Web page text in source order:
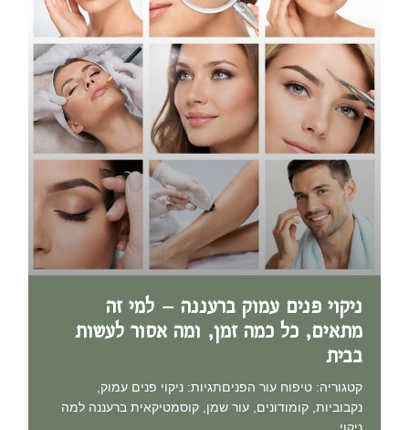
ניקוי פנים עמוק ברעננה – למי זה
מתאים, כל כמה זמן, ומה אסור לעשות
בבית
קטגוריה: טיפוח עור הפניםתגיות: ניקוי פנים עמוק,
נקבוביות, קומודונים, עור שמן, קוסמטיקאית ברעננה למה
ניקוי